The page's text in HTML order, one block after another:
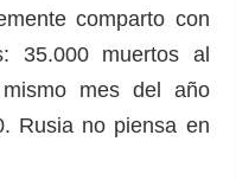
comparto con
35.000 muertos al
mes del año
Rusia no piensa en